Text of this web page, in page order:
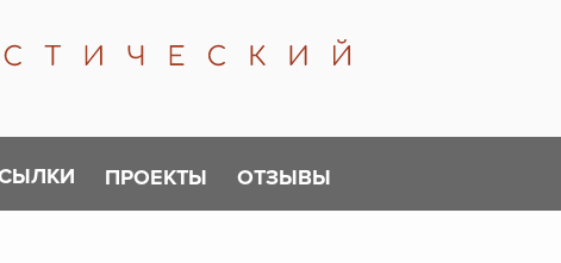
ПРОЕКТЫ ОТЗЫВЫ